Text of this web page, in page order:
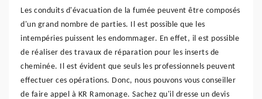
Les conduits d'évacuation de la fumée peuvent être composés
d'un grand nombre de parties. Il est possible que les
intempéries puissent les endommager. En effet, il est possible
de réaliser des travaux de réparation pour les inserts de
cheminée. Il est évident que seuls les professionnels peuvent
effectuer ces opérations. Donc, nous pouvons vous conseiller
de faire appel à KR Ramonage. Sachez qu'il dresse un devis